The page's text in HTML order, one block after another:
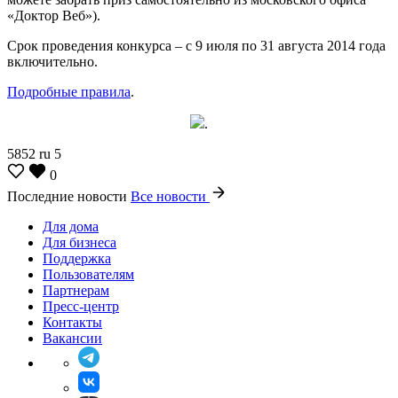
«Доктор Веб»).
Срок проведения конкурса – с 9 июля по 31 августа 2014 года
включительно.
Подробные правила.
.
5852 ru 5
0
Последние новости Все новости
Для дома
Для бизнеса
Поддержка
Пользователям
Партнерам
Пресс-центр
Контакты
Вакансии